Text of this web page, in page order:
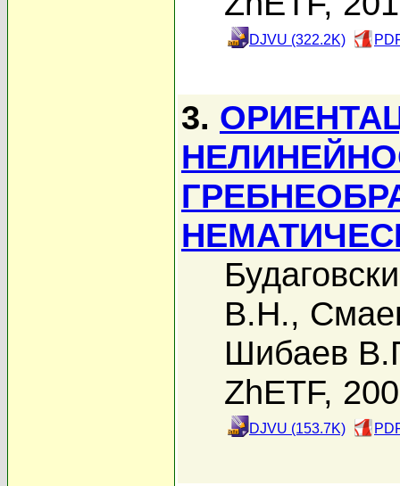
DJVU (322.2K)
3.
В.Н.,
Шибаев
ZhETF,
DJVU (153.7K)